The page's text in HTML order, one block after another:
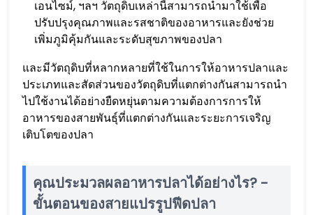
เอนไซม์, ฯลฯ วัตถุดิบเหล่านี้สามารถนำมาใช้เพื่อ
ปรับปรุงคุณภาพและรสชาติของอาหารและยังช่วย
เพิ่มภูมิคุ้มกันและระดับสุขภาพของปลา
และมีวัตถุดิบที่หลากหลายที่ใช้ในการให้อาหารปลาและ
ประเภทและสัดส่วนของวัตถุดิบที่แตกต่างกันสามารถนำ
ไปใช้งานได้อย่างยืดหยุ่นตามความต้องการการให้
อาหารของสายพันธุ์ที่แตกต่างกันและระยะการเจริญ
เติบโตของปลา
คุณประมวลผลอาหารปลาได้อย่างไร? -
ขั้นตอนของสายแปรรูปฟีดปลา